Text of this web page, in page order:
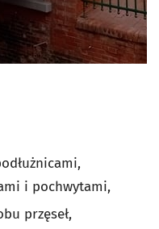
i pochwytami,
przęseł,